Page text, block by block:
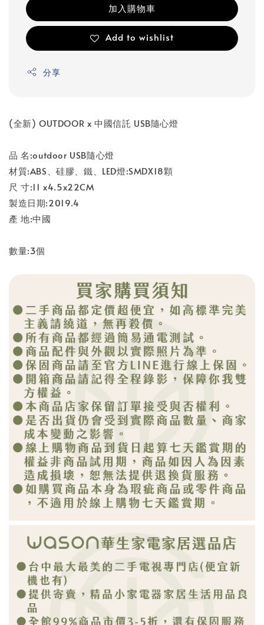
加入購物車
Add to wishlist
分享
(全新) OUTDOOR x 中國信託 USB隨心燈
品 名:outdoor USB隨心燈
材質:ABS、硅膠、鐵、LED燈:SMDX18顆
尺 寸:11 x4.5x22CM
製造日期:2019.4
產 地:中國
數量:3個